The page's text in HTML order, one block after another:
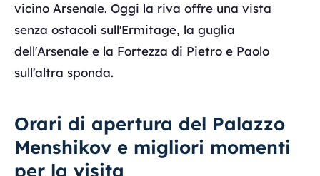
vicino Arsenale. Oggi la riva offre una vista
senza ostacoli sull'Ermitage, la guglia
dell'Arsenale e la Fortezza di Pietro e Paolo
sull'altra sponda.
Orari di apertura del Palazzo
Menshikov e migliori momenti
per la visita